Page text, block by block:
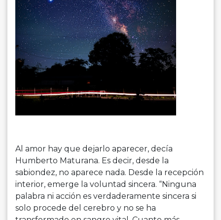
Al amor hay que dejarlo aparecer, decía
Humberto Maturana. Es decir, desde la
sabiondez, no aparece nada. Desde la recepción
interior, emerge la voluntad sincera. “Ninguna
palabra ni acción es verdaderamente sincera si
solo procede del cerebro y no se ha